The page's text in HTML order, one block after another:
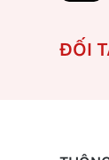
ĐỐI